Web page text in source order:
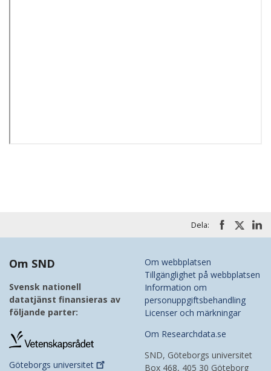
Dela:
Om SND
Svensk nationell
datatjänst finansieras av
följande parter:
Göteborgs universitet
Om webbplatsen
Tillgänglighet på webbplatsen
Information om
personuppgiftsbehandling
Licenser och märkningar
Om Researchdata.se
SND, Göteborgs universitet
Box 468, 405 30 Göteborg